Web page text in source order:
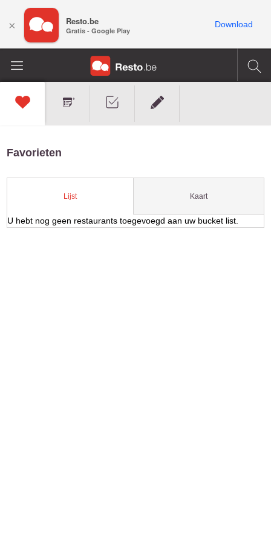
Favorieten
Lijst Kaart
U hebt nog geen restaurants toegevoegd aan uw bucket list.
× Resto.be
Gratis - Google Play
Download